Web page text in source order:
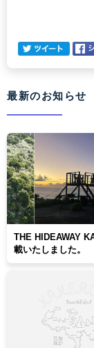
最新のお知らせ
THE HIDEAWAY
載いたしました。